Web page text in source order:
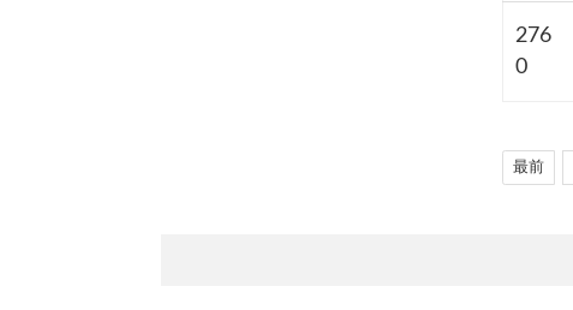
276
0
最前